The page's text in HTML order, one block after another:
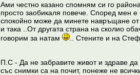
Ами честно казано спомням си го
просто заобикаля повече. Според мен
спокойно може да минете навръщане от
и така ..От другата страна на сколио
говорим за натам
.. Стените и на
П.С - Да не забравите живот и здраве
със снимки са на почит, понеже не